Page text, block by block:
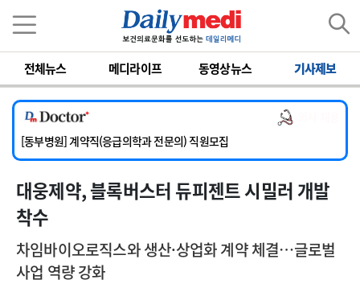
전체뉴스 메디라이프 동영상뉴스 기사제보
[단국대학교병원] 임상전담교원 및 전임의 초빙
[영남대학교의료원] 마취통증의학과 임기제 임상의사 채용
[충남대학교병원] 소아청소년과(소아응급전담) 계약직 의사 공개채용
[동부병원] 계약직(응급의학과 전문의) 직원모집
[이대목동병원] 하반기 전공의(레지던트1년차) 모집
[단국대학교병원] 임상전담교원 및 전임의 초빙
[영남대학교의료원] 마취통증의학과 임기제 임상의사 채용
대웅제약, 블록버스터 듀피젠트 시밀러 개발
착수
차임바이오로직스와 생산·상업화 계약 체결…글로벌
사업 역량 강화